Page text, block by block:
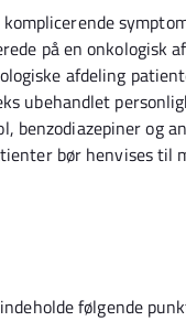
på en onkologisk
afdeling
ubehandlet
benzodiazepiner og
bør henvises til
følgende